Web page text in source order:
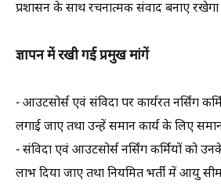
प्रशासन के साथ रचनात्मक संवाद बनाए
ज्ञापन में रखी गई प्रमुख मांगें
- आउटसोर्स एवं संविदा पर कार्यरत नर्सिंग
लगाई जाए तथा उन्हें समान कार्य के लिए
- संविदा एवं आउटसोर्स नर्सिंग कर्मियों को
लाभ दिया जाए तथा नियमित भर्ती में आयु